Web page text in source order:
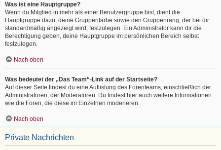
Was ist eine Hauptgruppe?
Wenn du Mitglied in mehr als einer Benutzergruppe bist, dient die
Hauptgruppe dazu, deine Gruppenfarbe sowie den Gruppenrang, der bei dir
standardmäßig angezeigt wird, festzulegen. Ein Administrator kann dir die
Berechtigung geben, deine Hauptgruppe im persönlichen Bereich selbst
festzulegen.
Nach oben
Was bedeutet der „Das Team“-Link auf der Startseite?
Auf dieser Seite findest du eine Auflistung des Forenteams, einschließlich der
Administratoren, der Moderatoren. Du findest hier auch weitere Informationen
wie die Foren, die diese im Einzelnen moderieren.
Nach oben
Private Nachrichten